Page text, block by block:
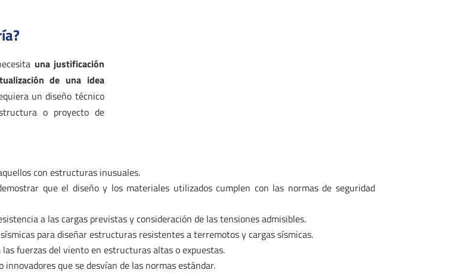
una justificación
de una idea
un diseño técnico
o proyecto de
con estructuras inusuales.
que el diseño y los materiales utilizados cumplen con las normas de seguridad
a las cargas previstas y consideración de las tensiones admisibles.
para diseñar estructuras resistentes a terremotos y cargas sísmicas.
fuerzas del viento en estructuras altas o expuestas.
innovadores que se desvían de las normas estándar.